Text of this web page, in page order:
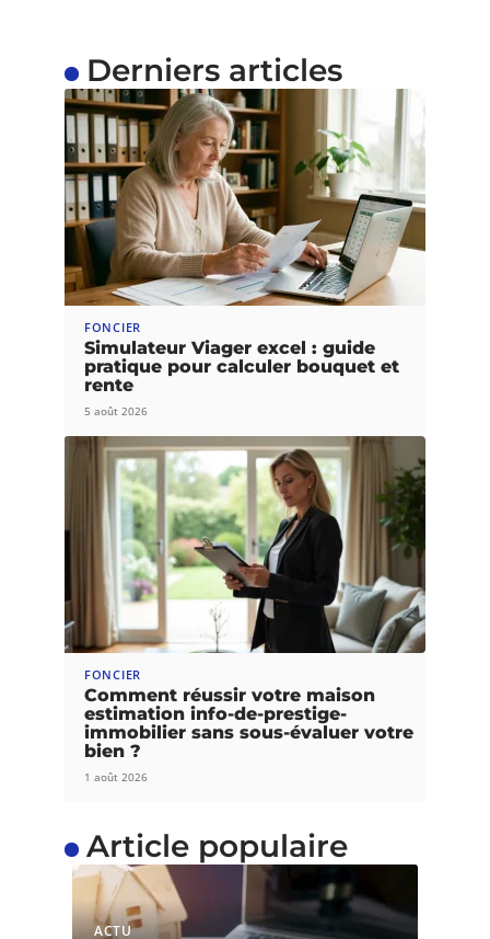
Derniers articles
FONCIER
Simulateur Viager excel : guide
pratique pour calculer bouquet et
rente
5 août 2026
FONCIER
Comment réussir votre maison
estimation info-de-prestige-
immobilier sans sous-évaluer votre
bien ?
1 août 2026
Article populaire
ACTU